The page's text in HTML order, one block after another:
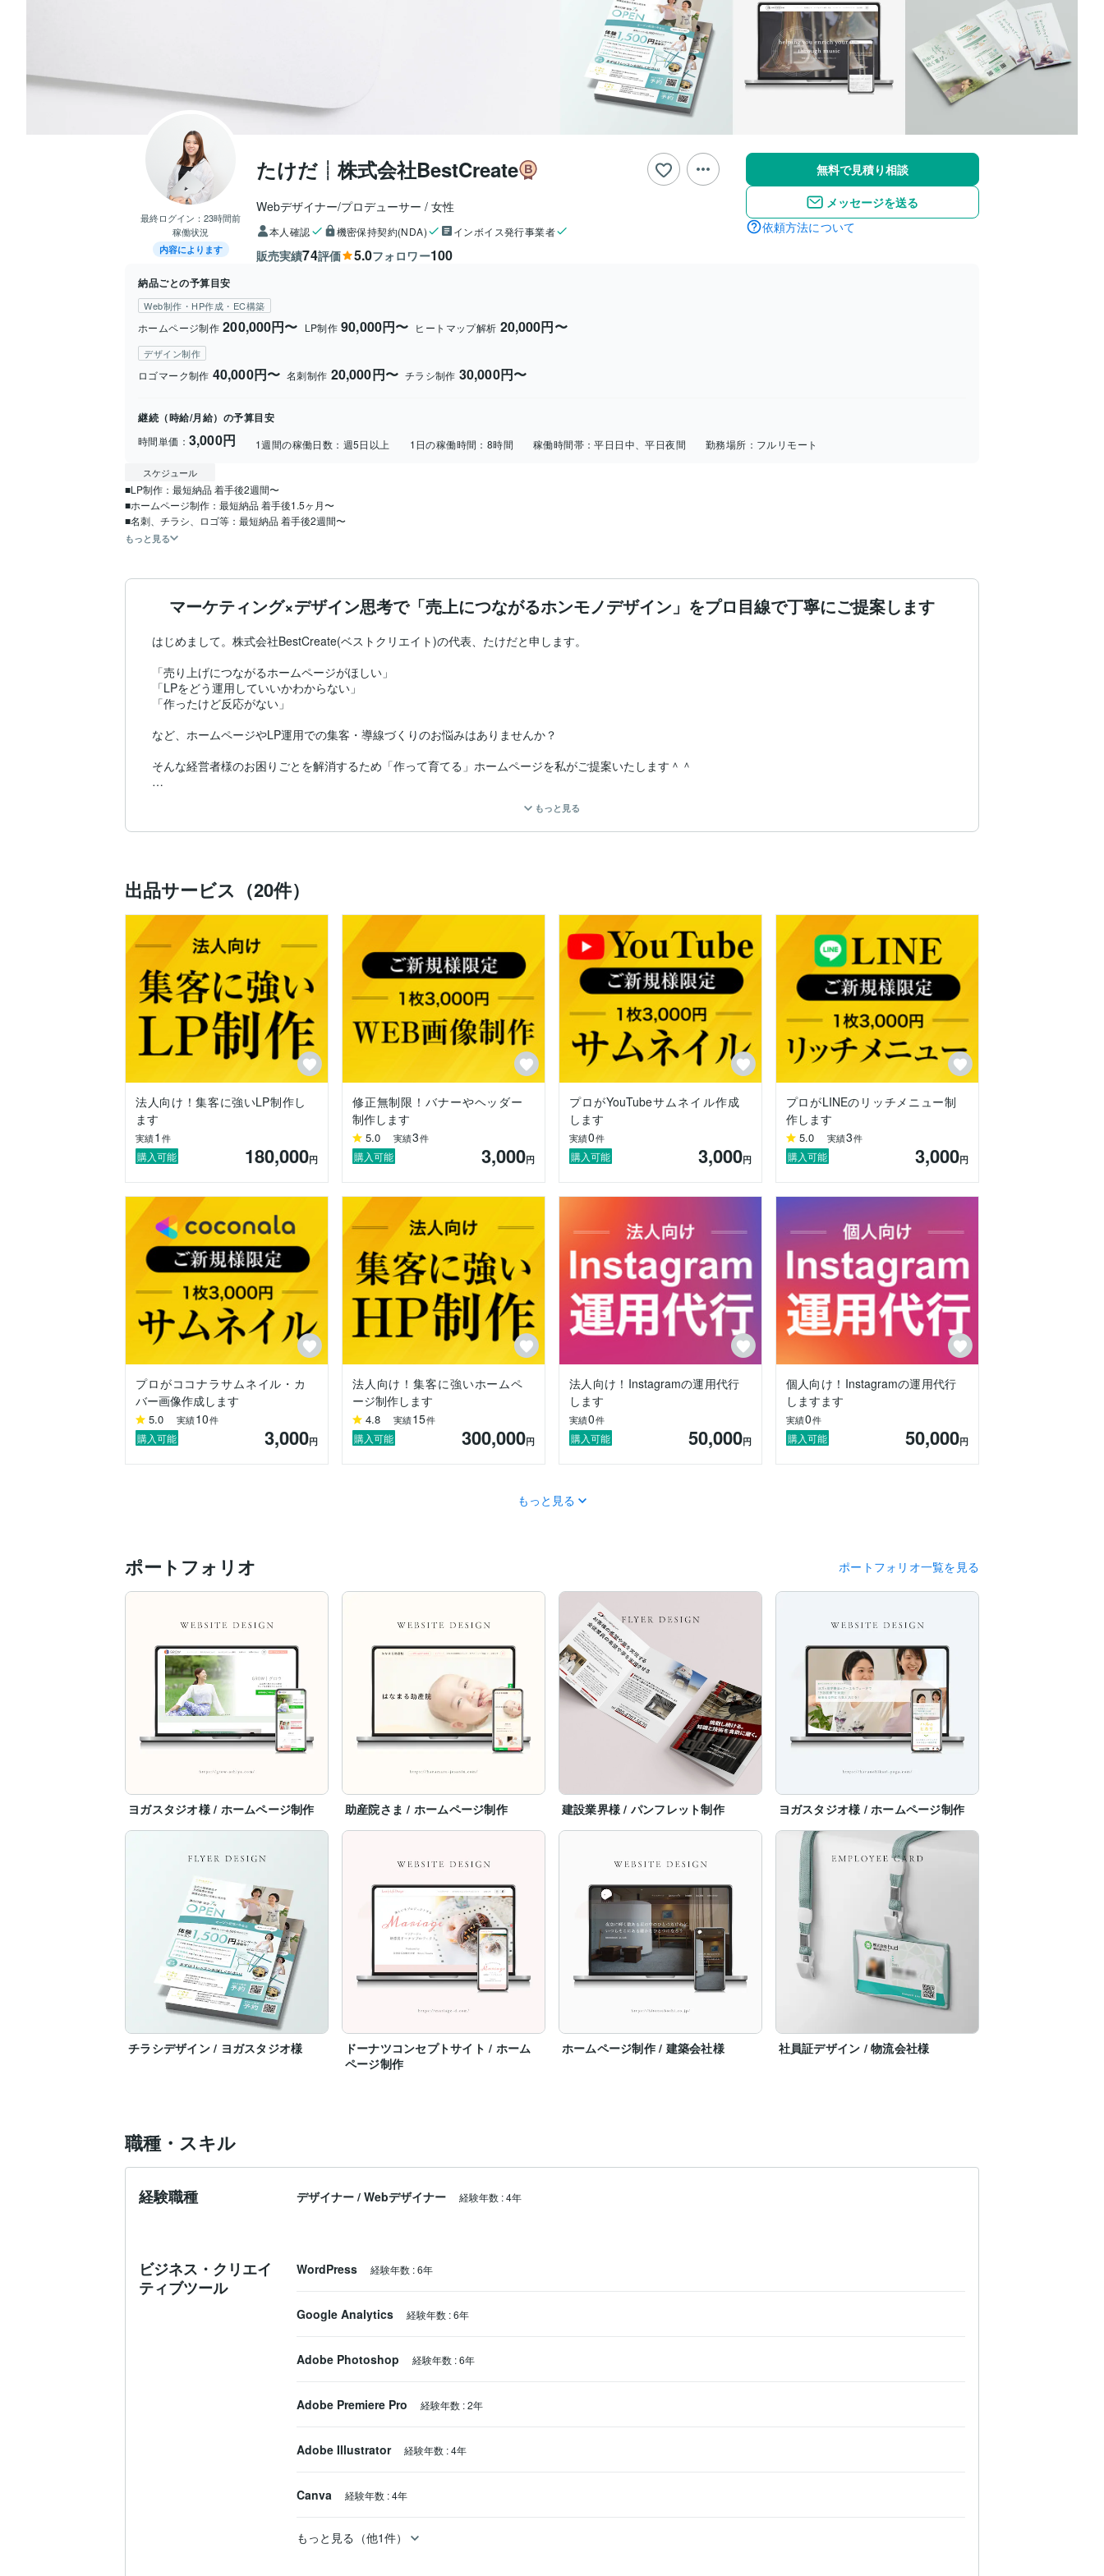
最終ログイン： 23時間前
稼働状況
内容によります
たけだ┊株式会社BestCreate
Webデザイナー/プロデューサー 女性
本人確認 機密保持契約(NDA) インボイス発行事業者
販売実績74評価 5.0フォロワー100
無料で見積り相談
メッセージを送る
依頼方法について
納品ごとの予算目安
Web制作・HP作成・EC構築
ホームページ制作 200,000円〜 LP制作 90,000円〜 ヒートマップ解析 20,000円〜
デザイン制作
ロゴマーク制作 40,000円〜 名刺制作 20,000円〜 チラシ制作 30,000円〜
継続（時給/月給）の予算目安
時間単価： 3,000円 1週間の稼働日数： 週5日以上 1日の稼働時間： 8時間 稼働時間帯：平日日中、平日夜間 勤務場所： フルリモート
スケジュール
■LP制作：最短納品 着手後2週間〜
■ホームページ制作：最短納品 着手後1.5ヶ月〜
■名刺、チラシ、ロゴ等：最短納品 着手後2週間〜
もっと見る
マーケティング×デザイン思考で「売上につながるホンモノデザイン」をプロ目線で丁寧にご提案します
はじめまして。株式会社BestCreate(ベストクリエイト)の代表、たけだと申します。
「売り上げにつながるホームページがほしい」
「LPをどう運用していいかわからない」
「作ったけど反応がない」
など、ホームページやLP運用での集客・導線づくりのお悩みはありませんか？
そんな経営者様のお困りごとを解消するため「作って育てる」ホームページを私がご提案いたします＾＾
パートナーとして信頼関係を1番大切に、ご要望に沿いつつも成果重視で1つ1つ進めさせていただきます。
「公開後のホームページ運用に不安がある」
など何でもご相談ください。
オーナー様お一人おひとりのお悩みやご要望に寄り添いご提案させていただきます。
-------------
■ 受付中の業務
・WordPressによるホームページ制作
・LP制作
・ホームページ運用状況診断
・ホームページ更新代行（単発、月額）
・SNS導線整理
・SNS運用代行（Instagram、スレッズ等）
・チラシ/ロゴマーク/名刺デザイン/バナー/SNS用画像作成
-------------
■ ホームページの制作スタイル
・成果にコミットすることを目的に、公開後の運用を見据えてホームページを制作させていただきます。
・「作って終わり」ではなく、ホームページを「一緒に育てていく」というイメージで制作させていただきますので、ご依頼いただいたオーナー様とはじ
っくり末永くお付き合いできれば幸いです。
・ホームページの現状分析〜ディレクション、デザイン、実装、公開まで全て一貫してお任せいただけます。
・WordPressを使って制作します（※WiXやSTUDIO等の無料ツールをご希望の方は予めご相談ください）
-------------
■ 使用ソフト
・Photoshop
・Figma
・Premier Pro
-------------
■制作実績
■ 得意ジャンル
・女性ターゲット向けデザイン
・シンプルカッチリ系デザイン
ヨガスタジオ、ピラティススタジオ、フィットネス、美容院、アイサロン、ネイルサロン、コンサルタント、お菓子教室、ハンドメイド教室、フラワーア
レンジメント教室、建築士、行政、士業の等の方からご支持をいただいています。
かっちりしたデザインから、個性を全面に押し出したデザインまで、その事業者様に沿って完全オーダーメイドでご提案いたします。
-------------
ご不明点やご質問等、お気軽にメッセージお待ちしております。
もっと見る
出品サービス（20件）
法人向け！集客に強いLP制作し
ます
実績1 件
購入可能 180,000円
修正無制限！バナーやヘッダー
制作します
5.0 実績3件
購入可能 3,000円
プロがYouTubeサムネイル作成
します
実績0件
購入可能 3,000円
プロがLINEのリッチメニュー制
作します
5.0 実績3件
購入可能 3,000円
プロがココナラサムネイル・カ
バー画像作成します
5.0 実績10件
購入可能 3,000円
法人向け！集客に強いホームペ
ージ制作します
4.8 実績15件
購入可能 300,000円
法人向け！Instagramの運用代行
します
実績0件
購入可能 50,000円
個人向け！Instagramの運用代行
しますます
実績0件
購入可能 50,000円
もっと見る
ポートフォリオ ポートフォリオ一覧を見る
ヨガスタジオ様 / ホームページ制作 助産院さま / ホームページ制作 建設業界様 / パンフレット制作 ヨガスタジオ様 / ホームページ制作
チラシデザイン / ヨガスタジオ様
ドーナツコンセプトサイト / ホーム
ページ制作
ホームページ制作 / 建築会社様 社員証デザイン / 物流会社様
職種・スキル
経験職種 デザイナー / Webデザイナー 経験年数 :4年
ビジネス・クリエイ
ティブツール
WordPress 経験年数 :6年
Google Analytics 経験年数 :6年
Adobe Photoshop 経験年数 :6年
Adobe Premiere Pro 経験年数 :2年
Adobe Illustrator 経験年数 :4年
Canva 経験年数 :4年
もっと見る（他1件）